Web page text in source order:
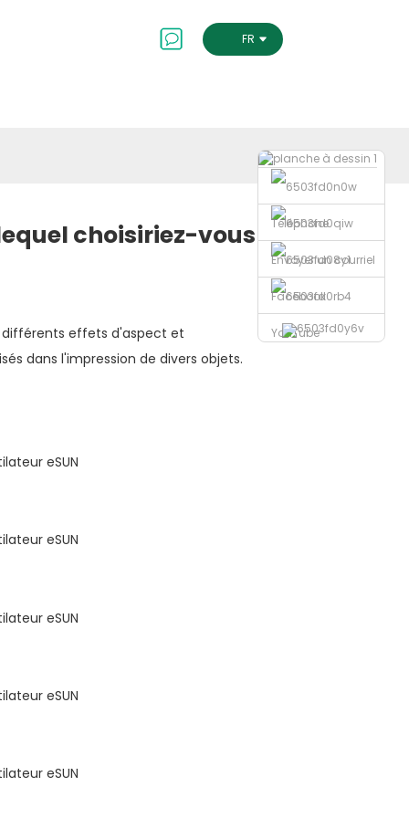
FRENCH
Téléphone
Envoyer un courriel
Facebook
YouTube
choisiriez-vous ?
différents effets d'aspect et
dans l'impression de divers objets.